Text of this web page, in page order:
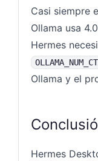
Casi siempre
Ollama usa
Hermes
Ollama y el
Hermes